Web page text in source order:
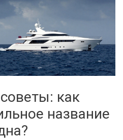
как
название